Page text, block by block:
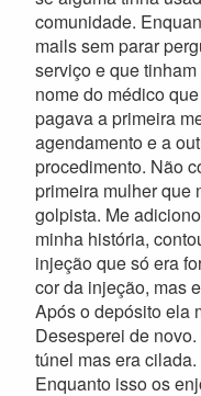
comunidade.
mails sem parar
serviço e que
nome do médico
pagava a primeira
agendamento e a
procedimento. Não
primeira mulher que
golpista. Me
minha história,
injeção que só era
cor da injeção, mas
Após o depósito ela
Desesperei de
túnel mas era
Enquanto isso os